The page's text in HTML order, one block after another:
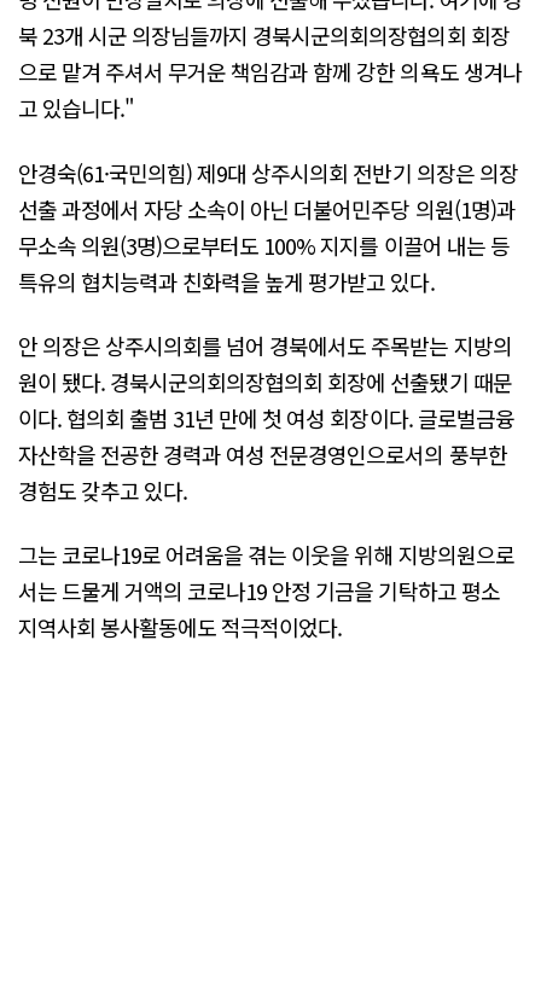
북 23개 시군 의장님들까지 경북시군의회의장협의회 회장
으로 맡겨 주셔서 무거운 책임감과 함께 강한 의욕도 생겨나
고 있습니다."
안경숙(61·국민의힘) 제9대 상주시의회 전반기 의장은 의장
선출 과정에서 자당 소속이 아닌 더불어민주당 의원(1명)과
무소속 의원(3명)으로부터도 100% 지지를 이끌어 내는 등
특유의 협치능력과 친화력을 높게 평가받고 있다.
안 의장은 상주시의회를 넘어 경북에서도 주목받는 지방의
원이 됐다. 경북시군의회의장협의회 회장에 선출됐기 때문
이다. 협의회 출범 31년 만에 첫 여성 회장이다. 글로벌금융
자산학을 전공한 경력과 여성 전문경영인으로서의 풍부한
경험도 갖추고 있다.
그는 코로나19로 어려움을 겪는 이웃을 위해 지방의원으로
서는 드물게 거액의 코로나19 안정 기금을 기탁하고 평소
지역사회 봉사활동에도 적극적이었다.